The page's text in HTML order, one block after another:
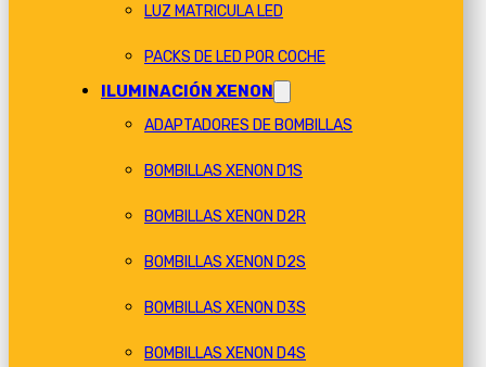
LUZ MATRICULA LED
PACKS DE LED POR COCHE
ILUMINACIÓN XENON
ADAPTADORES DE BOMBILLAS
BOMBILLAS XENON D1S
BOMBILLAS XENON D2R
BOMBILLAS XENON D2S
BOMBILLAS XENON D3S
BOMBILLAS XENON D4S